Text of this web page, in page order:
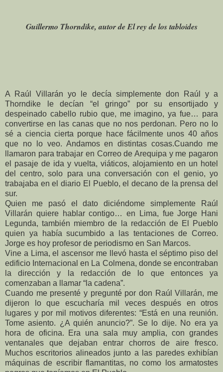
Guillermo Thorndike, autor de El rey de los tabloides
A Raúl Villarán yo le decía simplemente don Raúl y a
Thorndike le decían “el gringo” por su ensortijado y
despeinado cabello rubio que, me imagino, ya fue… para
convertirse en las canas que no nos perdonan. Pero no lo
sé a ciencia cierta porque hace fácilmente unos 40 años
que no lo veo. Andamos en distintas cosas.Cuando me
llamaron para trabajar en Correo de Arequipa y me pagaron
el pasaje de ida y vuelta, viáticos, alojamiento en un hotel
del centro, solo para una conversación con el genio, yo
trabajaba en el diario El Pueblo, el decano de la prensa del
sur.
Quien me pasó el dato diciéndome simplemente Raúl
Villarán quiere hablar contigo… en Lima, fue Jorge Hani
Legunda, también miembro de la redacción de El Pueblo
quien ya había sucumbido a las tentaciones de Correo.
Jorge es hoy profesor de periodismo en San Marcos.
Vine a Lima, el ascensor me llevó hasta el séptimo piso del
edificio Internacional en La Colmena, donde se encontraban
la dirección y la redacción de lo que entonces ya
comenzaban a llamar “la cadena”.
Cuando me presenté y pregunté por don Raúl Villarán, me
dijeron lo que escucharía mil veces después en otros
lugares y por mil motivos diferentes: “Está en una reunión.
Tome asiento. ¿A quién anuncio?”. Se lo dije. No era ya
hora de oficina. Era una sala muy amplia, con grandes
ventanales que dejaban entrar chorros de aire fresco.
Muchos escritorios alineados junto a las paredes exhibían
máquinas de escribir flamantitas, no como los armatostes